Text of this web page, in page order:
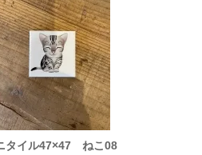
タイル47×47 ねこ08